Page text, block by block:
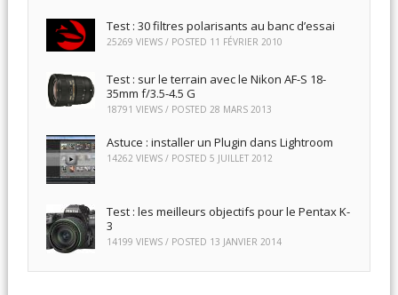
Test : 30 filtres polarisants au banc d’essai
25269 VIEWS / POSTED 11 FÉVRIER 2010
Test : sur le terrain avec le Nikon AF-S 18-
35mm f/3.5-4.5 G
18791 VIEWS / POSTED 28 MARS 2013
Astuce : installer un Plugin dans Lightroom
14262 VIEWS / POSTED 5 JUILLET 2012
Test : les meilleurs objectifs pour le Pentax K-
3
14199 VIEWS / POSTED 13 JANVIER 2014